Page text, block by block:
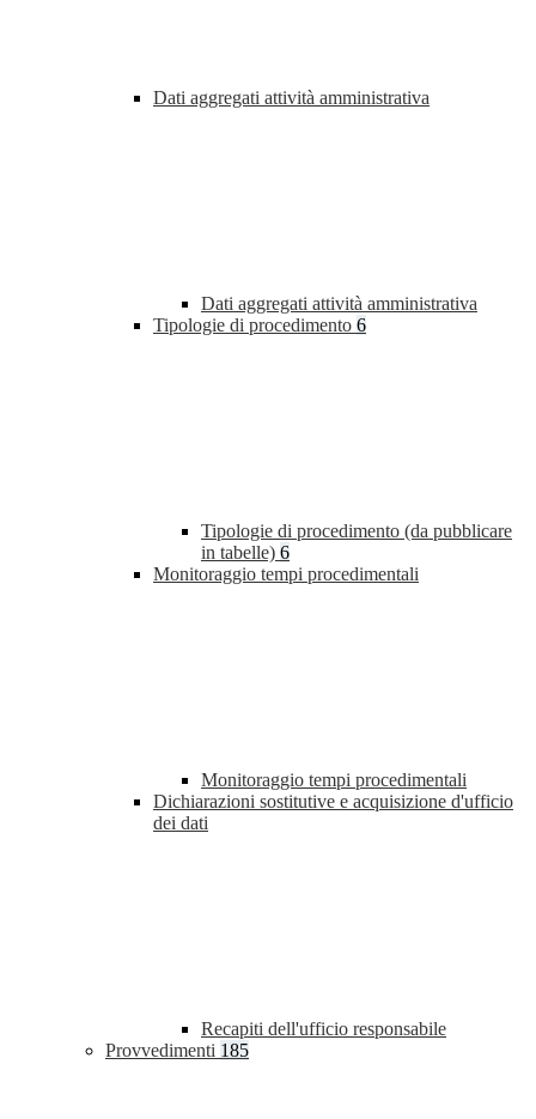
Dati aggregati attività amministrativa
Dati aggregati attività amministrativa
Tipologie di procedimento 6
Tipologie di procedimento (da pubblicare
in tabelle) 6
Monitoraggio tempi procedimentali
Monitoraggio tempi procedimentali
Dichiarazioni sostitutive e acquisizione d'ufficio
dei dati
Recapiti dell'ufficio responsabile
Provvedimenti 185